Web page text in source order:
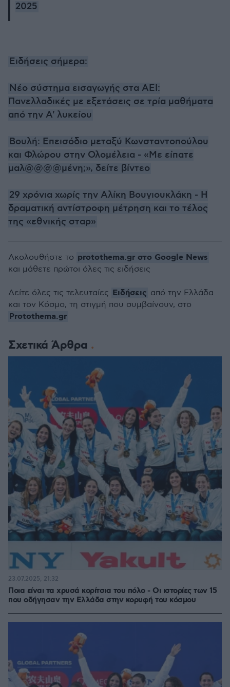
2025
Ειδήσεις σήμερα:
Νέο σύστημα εισαγωγής στα ΑΕΙ:
Πανελλαδικές με εξετάσεις σε τρία μαθήματα
από την Α' λυκείου
Βουλή: Επεισόδιο μεταξύ Κωνσταντοπούλου
και Φλώρου στην Ολομέλεια - «Με είπατε
μαλ@@@@μένη;», δείτε βίντεο
29 χρόνια χωρίς την Αλίκη Βουγιουκλάκη - Η
δραματική αντίστροφη μέτρηση και το τέλος
της «εθνικής σταρ»
Σχετικά Άρθρα
Ποια είναι τα χρυσά κορίτσια του πόλο - Οι ιστορίες των 15
που οδήγησαν την Ελλάδα στην κορυφή του κόσμου
23.07.2025, 21:32
Ακολουθήστε το protothema.gr στο Google News
και μάθετε πρώτοι όλες τις ειδήσεις
Δείτε όλες τις τελευταίες Ειδήσεις από την Ελλάδα
και τον Κόσμο, τη στιγμή που συμβαίνουν, στο
Protothema.gr